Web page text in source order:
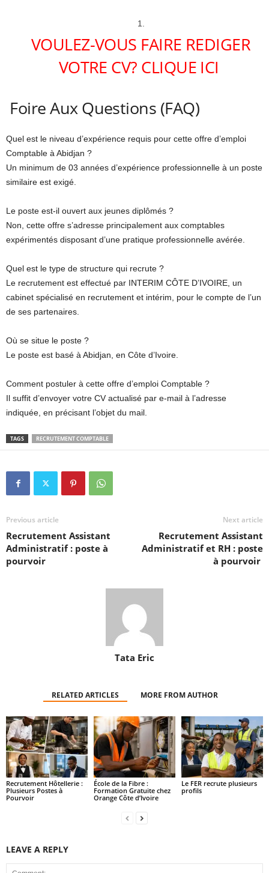
VOULEZ-VOUS FAIRE REDIGER
VOTRE CV? CLIQUE ICI
Foire Aux Questions (FAQ)
Quel est le niveau d’expérience requis pour cette offre d’emploi
Comptable à Abidjan ?
Un minimum de 03 années d’expérience professionnelle à un poste
similaire est exigé.
Le poste est-il ouvert aux jeunes diplômés ?
Non, cette offre s’adresse principalement aux comptables
expérimentés disposant d’une pratique professionnelle avérée.
Quel est le type de structure qui recrute ?
Le recrutement est effectué par INTERIM CÔTE D’IVOIRE, un
cabinet spécialisé en recrutement et intérim, pour le compte de l’un
de ses partenaires.
Où se situe le poste ?
Le poste est basé à Abidjan, en Côte d’Ivoire.
Comment postuler à cette offre d’emploi Comptable ?
Il suffit d’envoyer votre CV actualisé par e-mail à l’adresse
indiquée, en précisant l’objet du mail.
TAGS RECRUTEMENT COMPTABLE
Previous article
Recrutement Assistant
Administratif : poste à
pourvoir
Next article
Recrutement Assistant
Administratif et RH : poste
à pourvoir
Tata Eric
RELATED ARTICLES MORE FROM AUTHOR
Recrutement Hôtellerie :
Plusieurs Postes à
Pourvoir
École de la Fibre :
Formation Gratuite chez
Orange Côte d’Ivoire
Le FER recrute plusieurs
profils
LEAVE A REPLY